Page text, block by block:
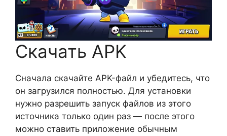
Скачать APK
Сначала скачайте APK-файл и убедитесь, что
он загрузился полностью. Для установки
нужно разрешить запуск файлов из этого
источника только один раз — после этого
можно ставить приложение обычным